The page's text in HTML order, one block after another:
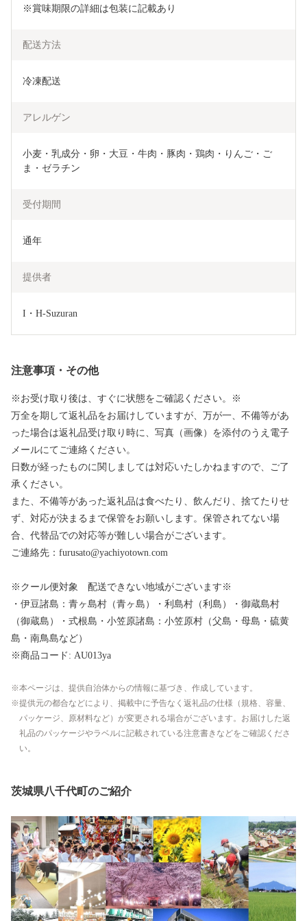
※賞味期限の詳細は包装に記載あり
配送方法
冷凍配送
アレルゲン
小麦・乳成分・卵・大豆・牛肉・豚肉・鶏肉・りんご・ご
ま・ゼラチン
受付期間
通年
提供者
I・H-Suzuran
注意事項・その他
※お受け取り後は、すぐに状態をご確認ください。※
万全を期して返礼品をお届けしていますが、万が一、不備等があ
った場合は返礼品受け取り時に、写真（画像）を添付のうえ電子
メールにてご連絡ください。
日数が経ったものに関しましては対応いたしかねますので、ご了
承ください。
また、不備等があった返礼品は食べたり、飲んだり、捨てたりせ
ず、対応が決まるまで保管をお願いします。保管されてない場
合、代替品での対応等が難しい場合がございます。
ご連絡先：furusato@yachiyotown.com
※クール便対象 配送できない地域がございます※
・伊豆諸島：青ヶ島村（青ヶ島）・利島村（利島）・御蔵島村
（御蔵島）・式根島・小笠原諸島：小笠原村（父島・母島・硫黄
島・南鳥島など）
※商品コード: AU013ya
本ページは、提供自治体からの情報に基づき、作成しています。
提供元の都合などにより、掲載中に予告なく返礼品の仕様（規格、容量、
パッケージ、原材料など）が変更される場合がございます。お届けした返
礼品のパッケージやラベルに記載されている注意書きなどをご確認くださ
い。
茨城県八千代町のご紹介